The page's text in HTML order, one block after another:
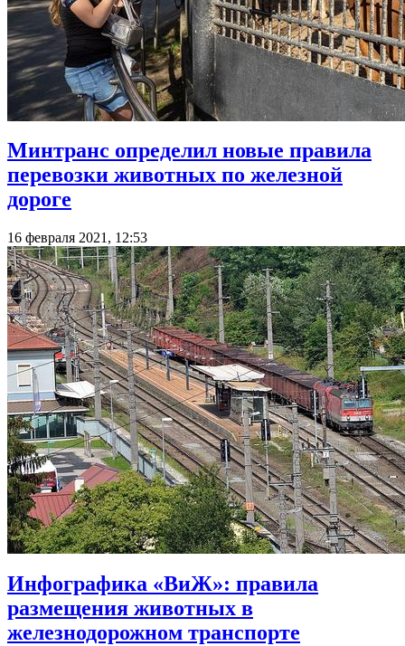
Минтранс определил новые правила
перевозки животных по железной
дороге
16 февраля 2021, 12:53
Инфографика «ВиЖ»: правила
размещения животных в
железнодорожном транспорте